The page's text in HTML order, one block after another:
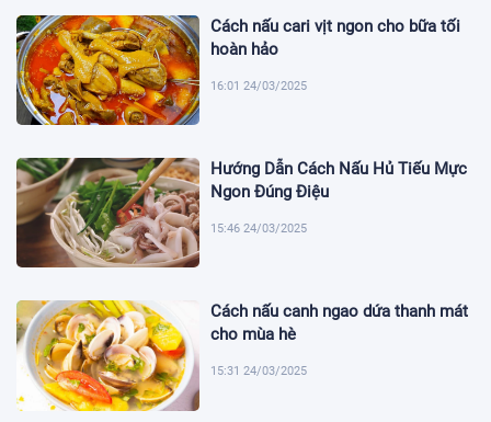
Cách nấu cari vịt ngon cho bữa tối
hoàn hảo
16:01 24/03/2025
Hướng Dẫn Cách Nấu Hủ Tiếu Mực
Ngon Đúng Điệu
15:46 24/03/2025
Cách nấu canh ngao dứa thanh mát
cho mùa hè
15:31 24/03/2025